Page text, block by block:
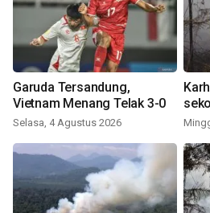
Garuda Tersandung,
Vietnam Menang Telak 3-0
Selasa, 4 Agustus 2026